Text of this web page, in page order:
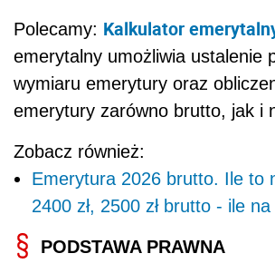
Polecamy: Kalkulator
emerytalny umożliwia ustalenie
wymiaru emerytury oraz
emerytury zarówno brutto, jak i
Zobacz również:
Emerytura 2026 brutto. Ile to
2400 zł, 2500 zł brutto - ile
PODSTAWA PRAWNA